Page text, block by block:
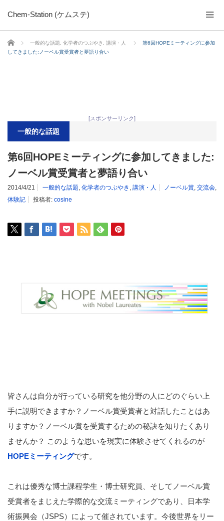
Chem-Station (ケムステ)
ホーム 一般的な話題 化学者のつぶやき 講演・人
第6回HOPEミーティングに参加
してきました:ノーベル賞受賞者と夢語り合い
[スポンサーリンク]
一般的な話題
第6回HOPEミーティングに参加してきました:
ノーベル賞受賞者と夢語り合い
2014/4/21 一般的な話題, 化学者のつぶやき , 講演・人 ノーベル賞, 交流会,
体験記
投稿者: cosine
皆さんは自分が行っている研究を他分野の人にどのぐらい上
手に説明できますか？ノーベル賞受賞者と対話したことはあ
りますか？ノーベル賞を受賞するための秘訣を知りたくあり
ませんか？ このような思いを現実に体験させてくれるのが
HOPEミーティングです。
これは優秀な博士課程学生・博士研究員、そしてノーベル賞
受賞者をまじえた学際的な交流ミーティングであり、日本学
術振興会（JSPS）によって催されています。今後世界をリー